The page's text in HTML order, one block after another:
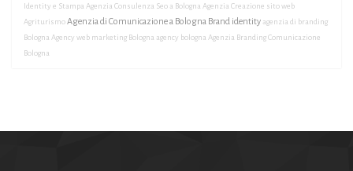
Identity e Stampa Agenzia Consulenza Seo a Bologna Agenzia Creazione sito web
AgriturismoAgenzia di Comunicazione a Bologna Brand identity agenzia di branding
Bologna Agency web marketing Bologna agency bologna Agenzia Branding Comunicazione
Bologna